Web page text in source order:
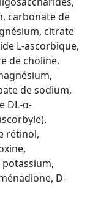
carbonate de
citrate
L-ascorbique,
de choline,
de sodium,
DL-α-
rétinol,
D-